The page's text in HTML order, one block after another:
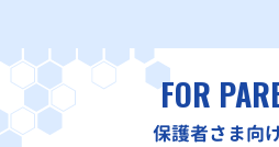
FOR
保護者さま向